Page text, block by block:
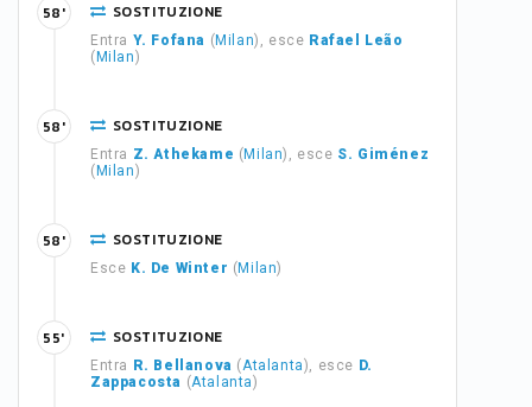
SOSTITUZIONE
Entra Y. Fofana ( Milan), esce Rafael Leão
( Milan)
58'
SOSTITUZIONE
Entra Z. Athekame ( Milan), esce S. Giménez
( Milan)
58'
SOSTITUZIONE
Esce K. De Winter ( Milan)
58'
SOSTITUZIONE
Entra R. Bellanova (Atalanta), esce D.
Zappacosta (Atalanta)
55'